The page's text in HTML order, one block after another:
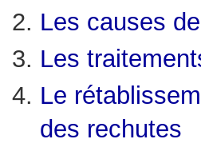
Les causes
Les
Le
des rechutes